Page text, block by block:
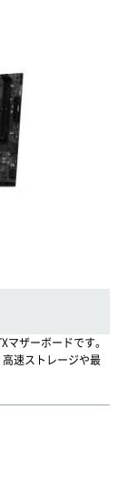
ザーボードです。
速ストレージや最